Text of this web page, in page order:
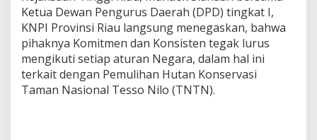
Ketua Dewan Pengurus Daerah (DPD) tingkat I,
KNPI Provinsi Riau langsung menegaskan, bahwa
pihaknya Komitmen dan Konsisten tegak lurus
mengikuti setiap aturan Negara, dalam hal ini
terkait dengan Pemulihan Hutan Konservasi
Taman Nasional Tesso Nilo (TNTN).